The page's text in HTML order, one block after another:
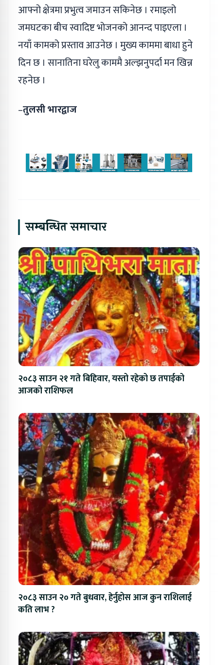
आफ्नो क्षेत्रमा प्रभुत्व जमाउन सकिनेछ । रमाइलो
जमघटका बीच स्वादिष्ट भोजनको आनन्द पाइएला ।
नयाँ कामको प्रस्ताव आउनेछ । मुख्य काममा बाधा हुने
दिन छ । सानातिना घरेलु काममै अल्झनुपर्दा मन खिन्न
रहनेछ ।
–तुलसी भारद्वाज
सम्बन्धित समाचार
२०८३ साउन २१ गते बिहिवार, यस्तो रहेको छ तपाईको
आजको राशिफल
२०८३ साउन २० गते बुधवार, हेर्नुहोस आज कुन राशिलाई
कति लाभ ?